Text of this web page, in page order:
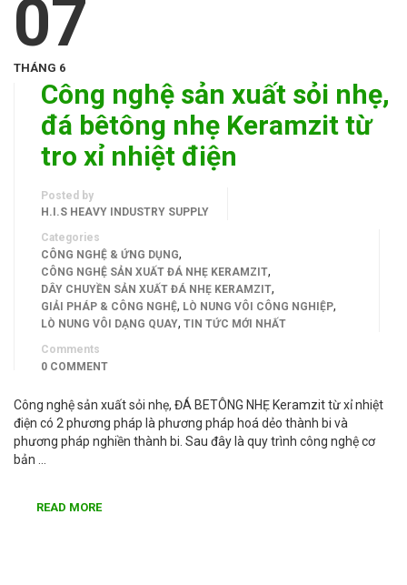
07
THÁNG 6
Công nghệ sản xuất sỏi nhẹ,
đá bêtông nhẹ Keramzit từ
tro xỉ nhiệt điện
Posted by
H.I.S HEAVY INDUSTRY SUPPLY
Categories
CÔNG NGHỆ & ỨNG DỤNG,
CÔNG NGHỆ SẢN XUẤT ĐÁ NHẸ KERAMZIT,
DÂY CHUYỀN SẢN XUẤT ĐÁ NHẸ KERAMZIT,
GIẢI PHÁP & CÔNG NGHỆ, LÒ NUNG VÔI CÔNG NGHIỆP,
LÒ NUNG VÔI DẠNG QUAY, TIN TỨC MỚI NHẤT
Comments
0 COMMENT
Công nghệ sản xuất sỏi nhẹ, ĐÁ BETÔNG NHẸ Keramzit từ xỉ nhiệt
điện có 2 phương pháp là phương pháp hoá dẻo thành bi và
phương pháp nghiền thành bi. Sau đây là quy trình công nghệ cơ
bản …
READ MORE